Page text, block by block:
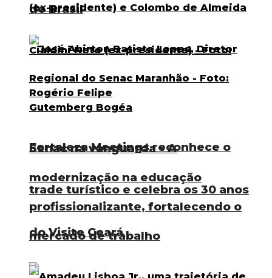
do Brasil
Senac na vanguarda – A
modernização na educação
profissionalizante, fortalecendo o
mercado de trabalho
Fortaleza Meetings reconhece o
trade turístico e celebra os 30 anos
do Visite Ceará